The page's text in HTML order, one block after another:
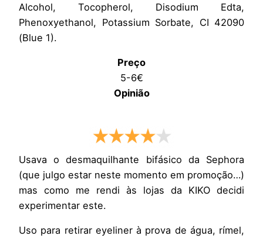
Alcohol, Tocopherol, Disodium Edta,
Phenoxyethanol, Potassium Sorbate, CI 42090
(Blue 1).
Preço
5-6€
Opinião
Usava o desmaquilhante bifásico da Sephora
(que julgo estar neste momento em promoção…)
mas como me rendi às lojas da KIKO decidi
experimentar este.
Uso para retirar eyeliner à prova de água, rímel,